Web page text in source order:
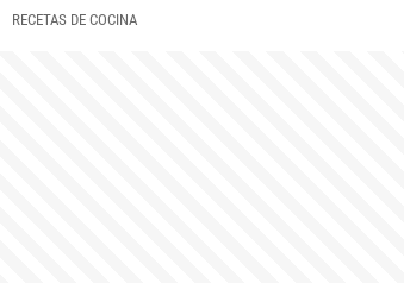
RECETAS DE COCINA